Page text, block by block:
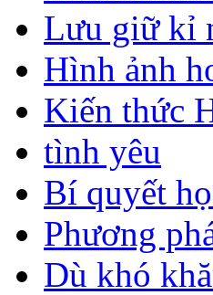
Lưu giữ kỉ
Hình ảnh
Kiến thức
tình yêu
Bí quyết
Phương
Dù khó